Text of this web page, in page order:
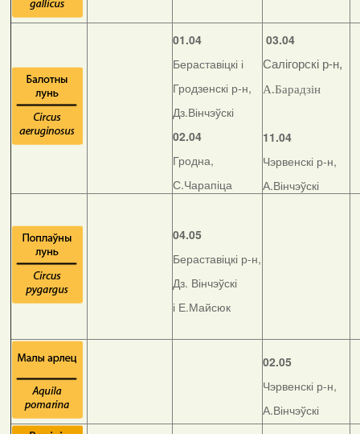
01.04
Бераставіцкі і
Гродзенскі р-н,
Дз.Вінчэўскі
02.04
Гродна,
С.Чарапіца
03.04
Салігорскі р-н,
А.Барадзін
11.04
Чэрвенскі р-н,
А.Вінчэўскі
04.05
Бераставіцкі р-н,
Дз. Вінчэўскі
і Е.Майсюк
02.05
Чэрвенскі р-н,
А.Вінчэўскі